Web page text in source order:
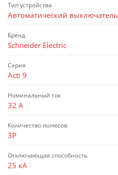
Тип устройства
Автоматический выключатель
Бренд
Schneider Electric
Серия
Acti 9
Номинальный ток
32 А
Количество полюсов
3P
Отключающая способность
25 кА